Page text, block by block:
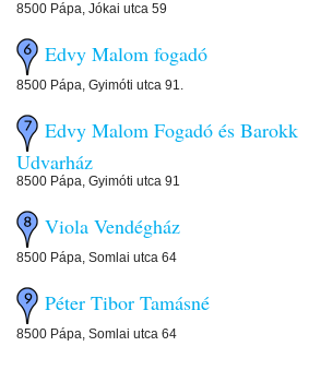
8500 Pápa, Jókai utca 59
Edvy Malom fogadó
8500 Pápa, Gyimóti utca 91.
Edvy Malom Fogadó és Barokk
Udvarház
8500 Pápa, Gyimóti utca 91
Viola Vendégház
8500 Pápa, Somlai utca 64
Péter Tibor Tamásné
8500 Pápa, Somlai utca 64